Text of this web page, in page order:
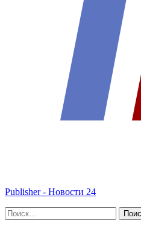
Publisher - Новости 24